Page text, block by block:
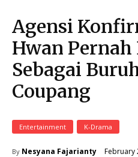
Agensi
Hwan Pernah
Sebagai
Coupang
Entertainment K-Drama
By Nesyana Fajarianty February